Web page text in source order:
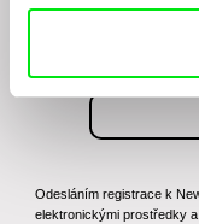
Odesláním registrace k
elektronickými prostředky